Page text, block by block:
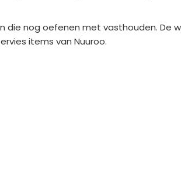
die nog oefenen met vasthouden. De
items van Nuuroo.